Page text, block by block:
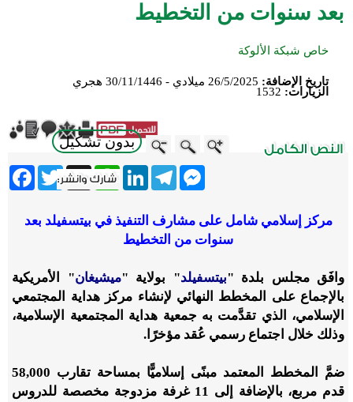
بعد سنوات من التخطيط
خاص شبكة الألوكة
تاريخ الإضافة: 26/5/2025 ميلادي - 30/11/1446 هجري
الزيارات: 1532
بدون تشكيل
Twitter X
WhatsApp
LinkedInTelegram
Messenger
مركز إسلامي شامل على مشارف التنفيذ في بيتسفيلد بعد
سنوات من التخطيط
وافَق مجلس بلدة "بيتسفيلد" بولاية "ميشيغان" الأمريكية
بالإجماع على المخطط النهائي لإنشاء مركز هداية المجتمعي
الإسلامي، الذي تقدَّمت به جمعية هداية المجتمعية الإسلامية،
وذلك خلال اجتماع رسمي عُقد مؤخرًا.
ضمَّ المخطط المعتمد مبنًى إسلاميًّا بمساحة تقارب 58,000
قدم مربع، بالإضافة إلى 11 غرفة مزدوجة مخصصة للدروس